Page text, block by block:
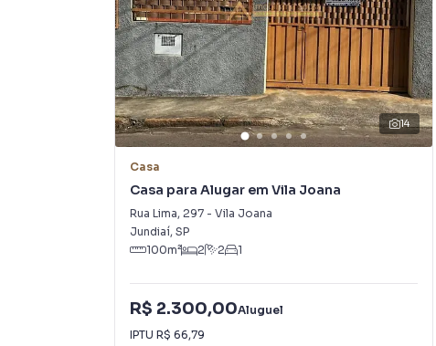
14
Casa
Casa para Alugar em Vila Joana
Rua Lima, 297 - Vila Joana
Jundiaí, SP
100m² 2 2 1
R$ 2.300,00Aluguel
IPTU R$ 66,79